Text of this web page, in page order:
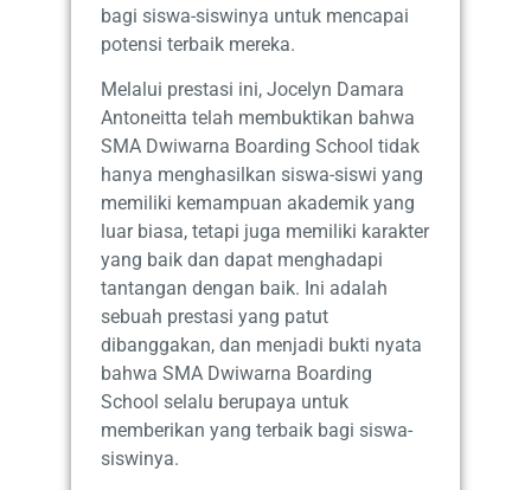
bagi siswa-siswinya untuk mencapai
potensi terbaik mereka.
Melalui prestasi ini, Jocelyn Damara
Antoneitta telah membuktikan bahwa
SMA Dwiwarna Boarding School tidak
hanya menghasilkan siswa-siswi yang
memiliki kemampuan akademik yang
luar biasa, tetapi juga memiliki karakter
yang baik dan dapat menghadapi
tantangan dengan baik. Ini adalah
sebuah prestasi yang patut
dibanggakan, dan menjadi bukti nyata
bahwa SMA Dwiwarna Boarding
School selalu berupaya untuk
memberikan yang terbaik bagi siswa-
siswinya.